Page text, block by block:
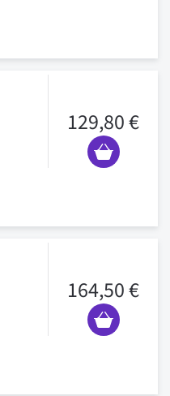
129,80 €
164,50 €